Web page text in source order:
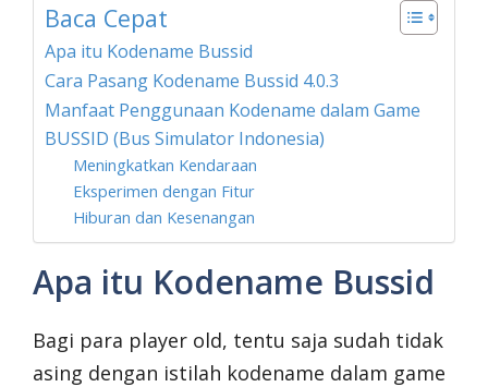
Baca Cepat
Apa itu Kodename Bussid
Cara Pasang Kodename Bussid 4.0.3
Manfaat Penggunaan Kodename dalam Game
BUSSID (Bus Simulator Indonesia)
Meningkatkan Kendaraan
Eksperimen dengan Fitur
Hiburan dan Kesenangan
Apa itu Kodename Bussid
Bagi para player old, tentu saja sudah tidak
asing dengan istilah kodename dalam game